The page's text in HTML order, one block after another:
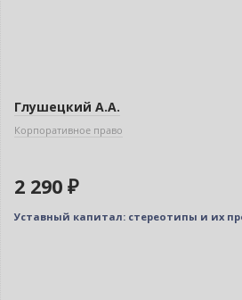
Глушецкий А.А.
Корпоративное право
2 290 ₽
Уставный капитал: стереотипы и их